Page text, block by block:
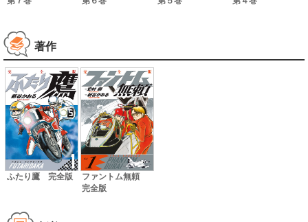
著作
ふたり鷹 完全版
ファントム無頼
完全版